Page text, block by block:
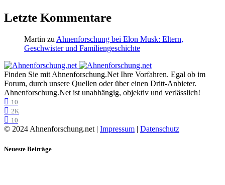
Letzte Kommentare
Martin zu Ahnenforschung bei Elon Musk: Eltern,
Geschwister und Familiengeschichte
Finden Sie mit Ahnenforschung.Net Ihre Vorfahren. Egal ob im
Forum, durch unsere Quellen oder über einen Dritt-Anbieter.
Ahnenforschung.Net ist unabhängig, objektiv und verlässlich!
10
2K
10
© 2024 Ahnenforschung.net | Impressum | Datenschutz
Neueste Beiträge